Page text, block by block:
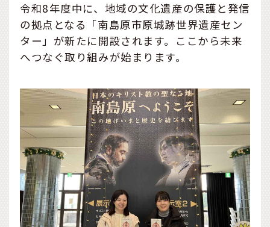
令和8年度中に、地域の文化遺産の保護と発信
の拠点となる「南島原市原城跡世界遺産セン
ター」が新たに開設されます。ここから未来
へつなぐ取り組みが始まります。